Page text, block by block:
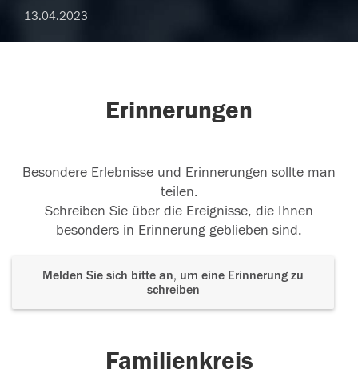
13.04.2023
Erinnerungen
Besondere Erlebnisse und Erinnerungen sollte man
teilen.
Schreiben Sie über die Ereignisse, die Ihnen
besonders in Erinnerung geblieben sind.
Melden Sie sich bitte an, um eine Erinnerung zu
schreiben
Familienkreis